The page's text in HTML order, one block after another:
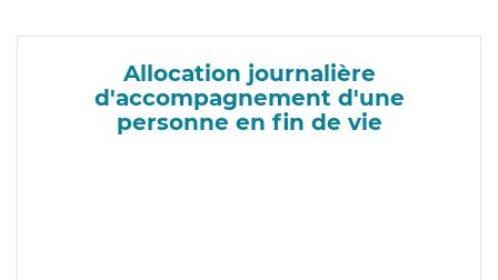
Allocation journalière
d'accompagnement d'une
personne en fin de vie